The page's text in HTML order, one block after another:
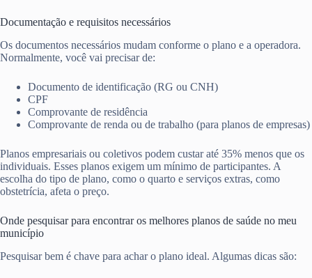
Documentação e requisitos necessários
Os documentos necessários mudam conforme o plano e a operadora.
Normalmente, você vai precisar de:
Documento de identificação (RG ou CNH)
CPF
Comprovante de residência
Comprovante de renda ou de trabalho (para planos de empresas)
Planos empresariais ou coletivos podem custar até 35% menos que os
individuais. Esses planos exigem um mínimo de participantes. A
escolha do tipo de plano, como o quarto e serviços extras, como
obstetrícia, afeta o preço.
Onde pesquisar para encontrar os melhores planos de saúde no meu
município
Pesquisar bem é chave para achar o plano ideal. Algumas dicas são: